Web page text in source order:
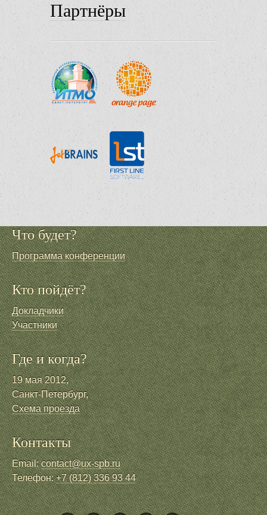
Партнёры
Что будет?
Программа конференции
Кто пойдёт?
Докладчики
Участники
Где и когда?
19 мая 2012,
Санкт-Петербург,
Схема проезда
Контакты
Email:contact@ux-spb.ru
Телефон:+7 (812) 336 93 44